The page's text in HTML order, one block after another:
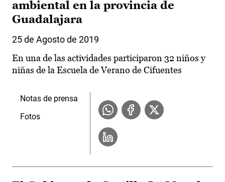
ambiental en la provincia de
Guadalajara
25 de Agosto de 2019
En una de las actividades participaron 32 niños y
niñas de la Escuela de Verano de Cifuentes
Notas de prensa
Fotos